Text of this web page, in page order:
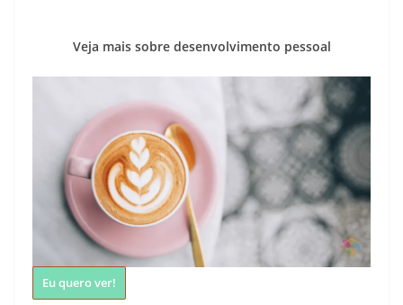
Veja mais sobre desenvolvimento pessoal
Eu quero ver!